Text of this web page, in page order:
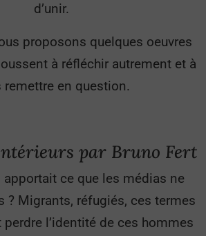
d’unir.
proposons quelques oeuvres
à réfléchir autrement et à
remettre en question.
par Bruno Fert
apportait ce que les médias ne
? Migrants, réfugiés, ces termes
l’identité de ces hommes